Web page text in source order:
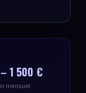
1 500 €
mensuel